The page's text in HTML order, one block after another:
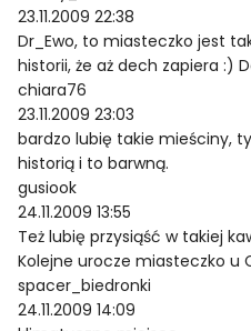
23.11.2009 22:38
Dr_Ewo, to miasteczko jest
historii, że aż dech zapiera :)
chiara76
23.11.2009 23:03
bardzo lubię takie mieściny,
historią i to barwną.
gusiook
24.11.2009 13:55
Też lubię przysiąść w takiej
Kolejne urocze miasteczko u
spacer_biedronki
24.11.2009 14:09